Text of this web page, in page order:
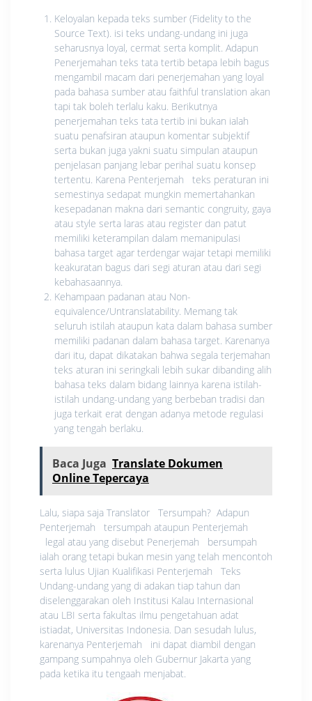
Keloyalan kepada teks sumber (Fidelity to the
Source Text). isi teks undang-undang ini juga
seharusnya loyal, cermat serta komplit. Adapun
Penerjemahan teks tata tertib betapa lebih bagus
mengambil macam dari penerjemahan yang loyal
pada bahasa sumber atau faithful translation akan
tapi tak boleh terlalu kaku. Berikutnya
penerjemahan teks tata tertib ini bukan ialah
suatu penafsiran ataupun komentar subjektif
serta bukan juga yakni suatu simpulan ataupun
penjelasan panjang lebar perihal suatu konsep
tertentu. Karena Penterjemah teks peraturan ini
semestinya sedapat mungkin memertahankan
kesepadanan makna dari semantic congruity, gaya
atau style serta laras atau register dan patut
memiliki keterampilan dalam memanipulasi
bahasa target agar terdengar wajar tetapi memiliki
keakuratan bagus dari segi aturan atau dari segi
kebahasaannya.
Kehampaan padanan atau Non-
equivalence/Untranslatability. Memang tak
seluruh istilah ataupun kata dalam bahasa sumber
memiliki padanan dalam bahasa target. Karenanya
dari itu, dapat dikatakan bahwa segala terjemahan
teks aturan ini seringkali lebih sukar dibanding alih
bahasa teks dalam bidang lainnya karena istilah-
istilah undang-undang yang berbeban tradisi dan
juga terkait erat dengan adanya metode regulasi
yang tengah berlaku.
Baca Juga Translate Dokumen
Online Tepercaya
Lalu, siapa saja Translator Tersumpah? Adapun
Penterjemah tersumpah ataupun Penterjemah
legal atau yang disebut Penerjemah bersumpah
ialah orang tetapi bukan mesin yang telah mencontoh
serta lulus Ujian Kualifikasi Penterjemah Teks
Undang-undang yang di adakan tiap tahun dan
diselenggarakan oleh Institusi Kalau Internasional
atau LBI serta fakultas ilmu pengetahuan adat
istiadat, Universitas Indonesia. Dan sesudah lulus,
karenanya Penterjemah ini dapat diambil dengan
gampang sumpahnya oleh Gubernur Jakarta yang
pada ketika itu tengaah menjabat.